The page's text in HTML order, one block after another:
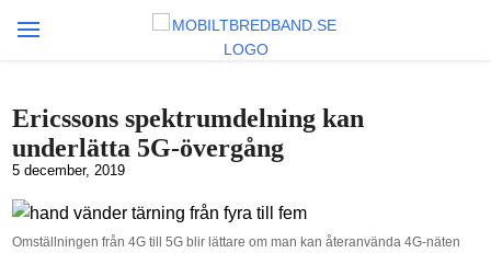
Ericssons spektrumdelning kan
underlätta 5G-övergång
5 december, 2019
Omställningen från 4G till 5G blir lättare om man kan återanvända 4G-näten